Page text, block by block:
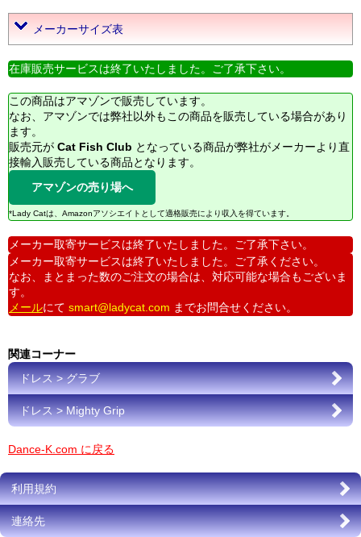
メーカーサイズ表
在庫販売サービスは終了いたしました。ご了承下さい。
この商品はアマゾンで販売しています。
なお、アマゾンでは弊社以外もこの商品を販売している場合があり
ます。
販売元が Cat Fish Club となっている商品が弊社がメーカーより直
接輸入販売している商品となります。
アマゾンの売り場へ
*Lady Catは、Amazonアソシエイトとして適格販売により収入を得ています。
メーカー取寄サービスは終了いたしました。ご了承下さい。
メーカー取寄サービスは終了いたしました。ご了承ください。
なお、まとまった数のご注文の場合は、対応可能な場合もございま
す。
メールにて smart@ladycat.com までお問合せください。
関連コーナー
ドレス > グラブ
ドレス > Mighty Grip
Dance-K.com に戻る
利用規約
連絡先